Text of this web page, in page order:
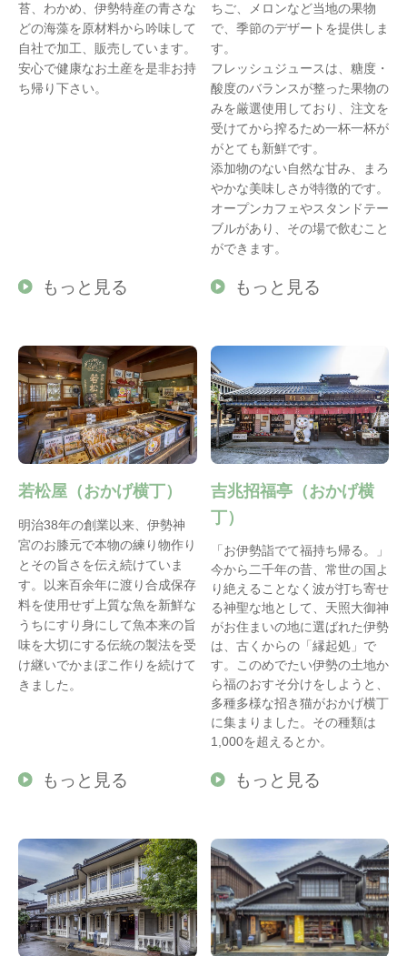
苔、わかめ、伊勢特産の青さな
どの海藻を原材料から吟味して
自社で加工、販売しています。
安心で健康なお土産を是非お持
ち帰り下さい。
もっと見る
ちご、メロンなど当地の果物
で、季節のデザートを提供しま
す。
フレッシュジュースは、糖度・
酸度のバランスが整った果物の
みを厳選使用しており、注文を
受けてから搾るため一杯一杯が
がとても新鮮です。
添加物のない自然な甘み、まろ
やかな美味しさが特徴的です。
オープンカフェやスタンドテー
ブルがあり、その場で飲むこと
ができます。
もっと見る
若松屋（おかげ横丁）
明治38年の創業以来、伊勢神
宮のお膝元で本物の練り物作り
とその旨さを伝え続けていま
す。以来百余年に渡り合成保存
料を使用せず上質な魚を新鮮な
うちにすり身にして魚本来の旨
味を大切にする伝統の製法を受
け継いでかまぼこ作りを続けて
きました。
もっと見る
吉兆招福亭（おかげ横
丁）
「お伊勢詣でて福持ち帰る。」
今から二千年の昔、常世の国よ
り絶えることなく波が打ち寄せ
る神聖な地として、天照大御神
がお住まいの地に選ばれた伊勢
は、古くからの「縁起処」で
す。このめでたい伊勢の土地か
ら福のおすそ分けをしようと、
多種多様な招き猫がおかげ横丁
に集まりました。その種類は
1,000を超えるとか。
もっと見る